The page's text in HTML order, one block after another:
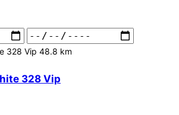
48.8 km
328 Vip